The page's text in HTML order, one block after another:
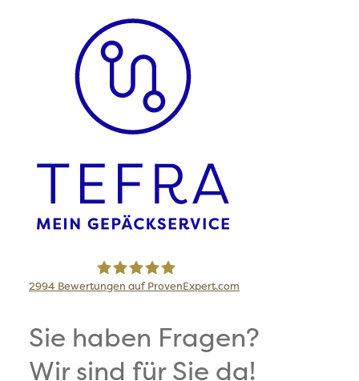
2994 Bewertungen auf ProvenExpert.com
Sie haben Fragen?
Wir sind für Sie da!